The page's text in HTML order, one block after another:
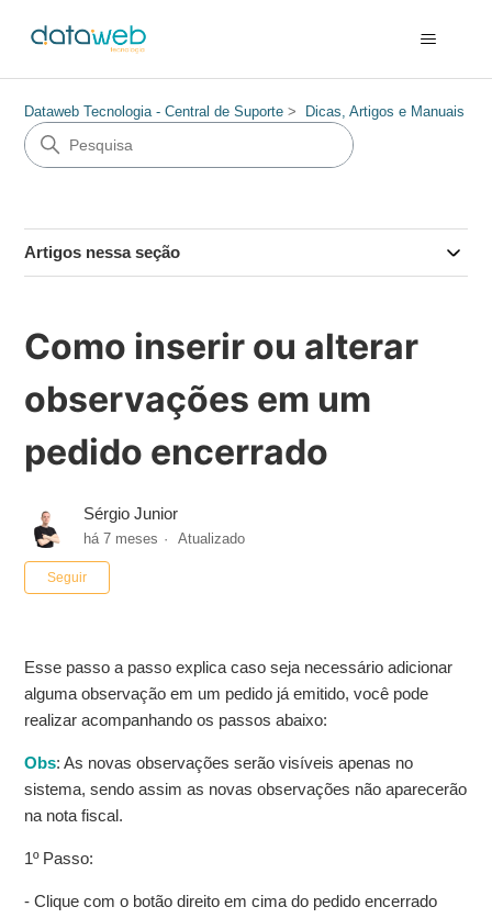
Dataweb Tecnologia - Central de Suporte Dicas, Artigos e Manuais
Artigos nessa seção
Como inserir ou alterar
observações em um
pedido encerrado
Sérgio Junior
há 7 meses Atualizado
Seguir
Esse passo a passo explica caso seja necessário adicionar
alguma observação em um pedido já emitido, você pode
realizar acompanhando os passos abaixo:
Obs: As novas observações serão visíveis apenas no
sistema, sendo assim as novas observações não aparecerão
na nota fiscal.
1º Passo:
- Clique com o botão direito em cima do pedido encerrado